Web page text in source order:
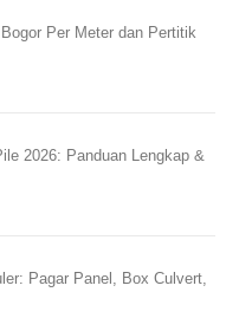
Per Meter dan Pertitik
2026: Panduan Lengkap &
Pagar Panel, Box Culvert,